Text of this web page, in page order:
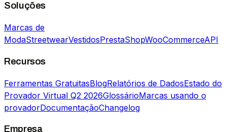
Soluções
Marcas de
ModaStreetwearVestidosPrestaShopWooCommerceAPI
Recursos
Ferramentas GratuitasBlogRelatórios de DadosEstado do
Provador Virtual Q2 2026GlossárioMarcas usando o
provadorDocumentaçãoChangelog
Empresa